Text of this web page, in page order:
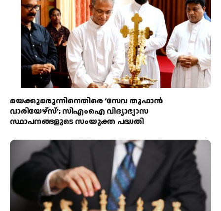
മയക്കുമരുന്നിനെതിരെ ‘സേവ തൂഫാൻ
വാരിയേഴ്‌സ്’; സിഎംഐ വിദ്യാഭ്യാസ
സ്ഥാപനങ്ങളുടെ സംയുക്ത പദ്ധതി